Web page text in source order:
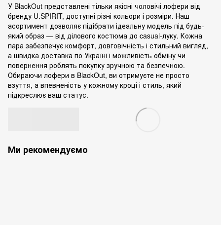
У BlackOut представлені тільки якісні чоловічі лофери від
бренду U.SPIRIT, доступні різні кольори і розміри. Наш
асортимент дозволяє підібрати ідеальну модель під будь-
який образ — від ділового костюма до casual-луку. Кожна
пара забезпечує комфорт, довговічність і стильний вигляд,
а швидка доставка по Україні і можливість обміну чи
повернення роблять покупку зручною та безпечною.
Обираючи лофери в BlackOut, ви отримуєте не просто
взуття, а впевненість у кожному кроці і стиль, який
підкреслює ваш статус.
Ми рекомендуємо